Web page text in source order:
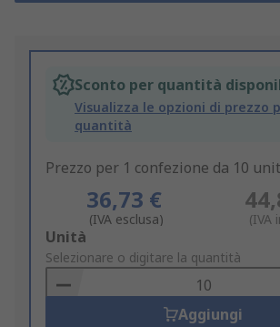
Sconto per quantità
Visualizza le opzioni di prezzo
quantità
Prezzo per 1 confezione da 10
36,73 €
(IVA esclusa) (IVA
Add
to
Basket
Unità
Selezionare o digitare la quantità
Aggiungi